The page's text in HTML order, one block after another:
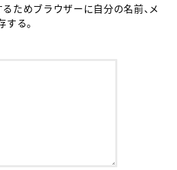
ためブラウザーに自分の名前、メ
る。